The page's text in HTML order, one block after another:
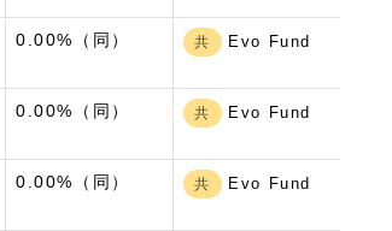
0.00%（同） 共 Evo Fund
0.00%（同） 共 Evo Fund
0.00%（同） 共 Evo Fund